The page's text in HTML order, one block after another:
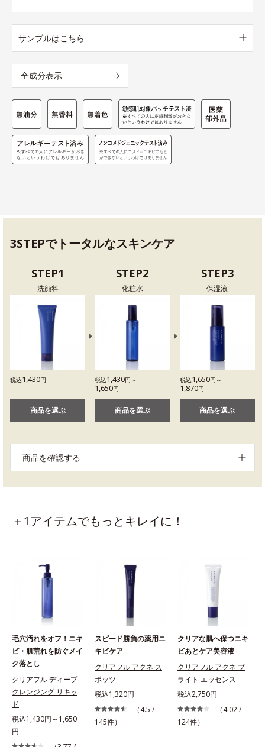
サンプルはこちら
全成分表示
3STEPでトータルなスキンケア
STEP1
洗顔料
税込1,430円
商品を選ぶ
STEP2
化粧水
税込1,430円～
1,650円
商品を選ぶ
STEP3
保湿液
税込1,650円～
1,870円
商品を選ぶ
商品を確認する
＋1アイテムでもっとキレイに！
毛穴汚れをオフ！ニキ
ビ・肌荒れを防ぐメイ
ク落とし
クリアフル ディープ
クレンジング リキッ
ド
税込1,430円～1,650
円
スピード勝負の薬用ニ
キビケア
クリアフル アクネ ス
ポッツ
税込1,320円
（4.5 /
145件）
クリアな肌へ保つニキ
ビあとケア美容液
クリアフル アクネ ブ
ライト エッセンス
税込2,750円
（4.02 /
124件）